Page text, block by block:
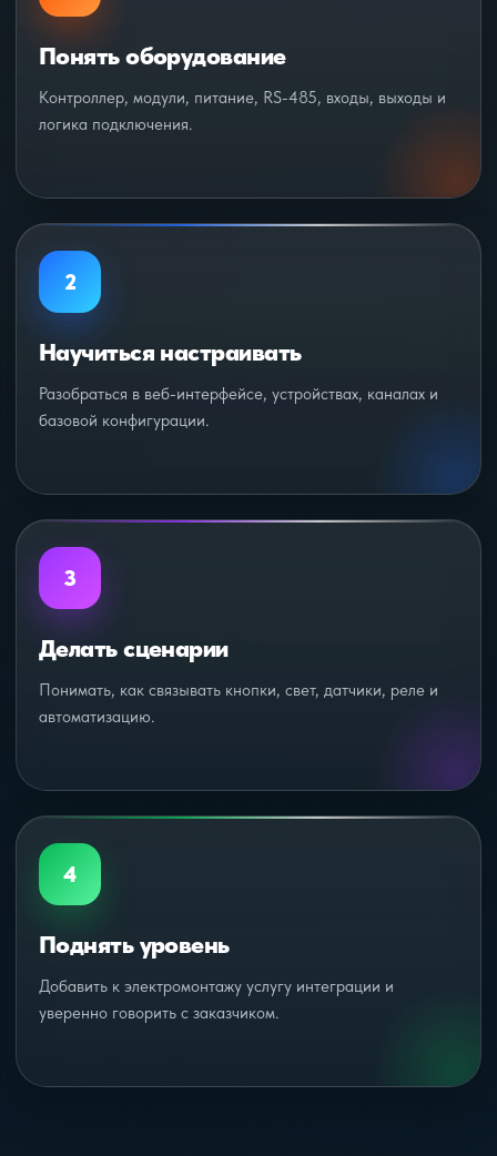
Понять оборудование
Контроллер, модули, питание, RS-485, входы, выходы и
логика подключения.
2
Научиться настраивать
Разобраться в веб-интерфейсе, устройствах, каналах и
базовой конфигурации.
3
Делать сценарии
Понимать, как связывать кнопки, свет, датчики, реле и
автоматизацию.
4
Поднять уровень
Добавить к электромонтажу услугу интеграции и
уверенно говорить с заказчиком.